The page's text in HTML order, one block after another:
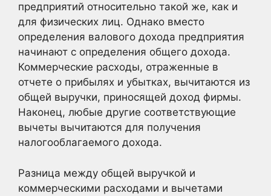
предприятий относительно такой же, как и
для физических лиц. Однако вместо
определения валового дохода предприятия
начинают с определения общего дохода.
Коммерческие расходы, отраженные в
отчете о прибылях и убытках, вычитаются из
общей выручки, приносящей доход фирмы.
Наконец, любые другие соответствующие
вычеты вычитаются для получения
налогооблагаемого дохода.
Разница между общей выручкой и
коммерческими расходами и вычетами